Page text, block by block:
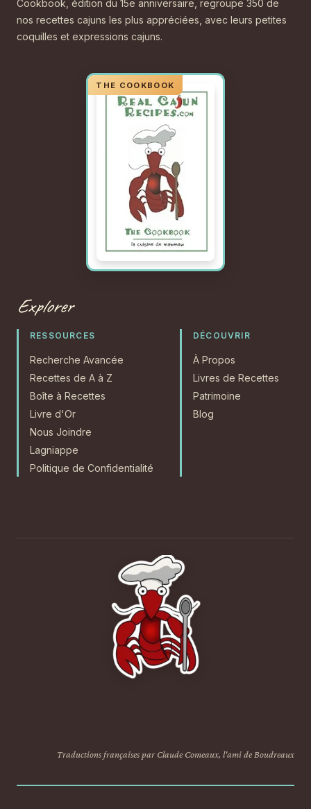
Cookbook, édition du 15e anniversaire, regroupe 350 de
nos recettes cajuns les plus appréciées, avec leurs petites
coquilles et expressions cajuns.
Explorer
RESSOURCES
Recherche Avancée
Recettes de A à Z
Boîte à Recettes
Livre d'Or
Nous Joindre
Lagniappe
Politique de Confidentialité
DÉCOUVRIR
À Propos
Livres de Recettes
Patrimoine
Blog
Traductions françaises par Claude Comeaux, l'ami de Boudreaux